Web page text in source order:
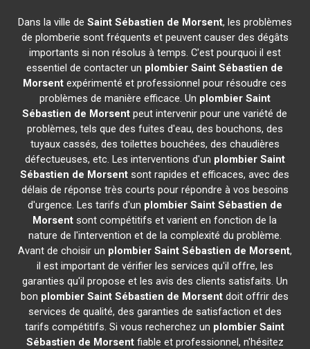
Dans la ville de Saint Sébastien de Morsent, les problèmes
de plomberie sont fréquents et peuvent causer des dégâts
importants si non résolus à temps. C'est pourquoi il est
essentiel de contacter un plombier Saint Sébastien de
Morsent expérimenté et professionnel pour résoudre ces
problèmes de manière efficace. Un plombier Saint
Sébastien de Morsent peut intervenir pour une variété de
problèmes, tels que des fuites d'eau, des bouchons, des
tuyaux cassés, des toilettes bouchées, des chaudières
défectueuses, etc. Les interventions d'un plombier Saint
Sébastien de Morsent sont rapides et efficaces, avec des
délais de réponse très courts pour répondre à vos besoins
d'urgence. Les tarifs d'un plombier Saint Sébastien de
Morsent sont compétitifs et varient en fonction de la
nature de l'intervention et de la complexité du problème.
Avant de choisir un plombier Saint Sébastien de Morsent,
il est important de vérifier les services qu'il offre, les
garanties qu'il propose et les avis des clients satisfaits. Un
bon plombier Saint Sébastien de Morsent doit offrir des
services de qualité, des garanties de satisfaction et des
tarifs compétitifs. Si vous recherchez un plombier Saint
Sébastien de Morsentfiable et professionnel, n'hésitez